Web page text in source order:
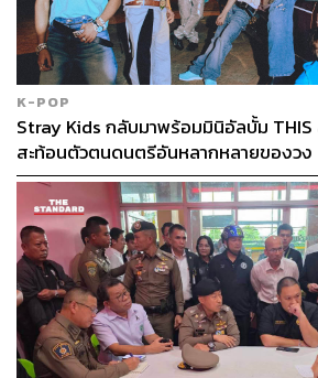
แล้วก็จริงจังจนไม่ได้เป็นเด็กเรียนดีเห
(หัวเราะ) มันดึงๆ กันอยู่ ยังรู้ว่าการเรีย
แรปสำคัญกว่า ไม่ได้เต็มที่กับการเรียน
ปละละเลยบ้าง มาสายบ้าง โดดบ้าง จาก
K-POP
Stray Kids กลับมาพร้อมมินิอัลบั้ม THIS
สะท้อนตัวตนดนตรีอันหลากหลายของวง